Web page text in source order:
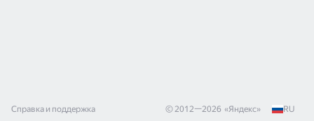
Справка и поддержка © 2012—2026 «Яндекс» RU